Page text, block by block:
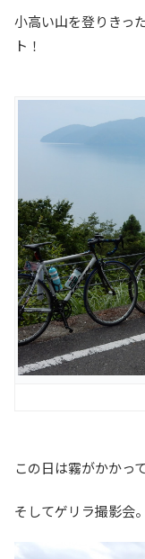
小高い山を登りきっ
ト！
この日は霧がかかっ
そしてゲリラ撮影会。